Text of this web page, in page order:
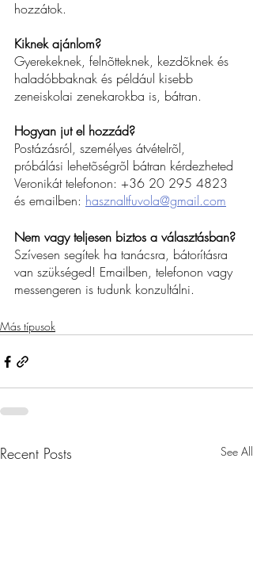
hozzátok.
Kiknek ajánlom?
Gyerekeknek, felnõtteknek, kezdõknek és
haladóbbaknak és például kisebb
zeneiskolai zenekarokba is, bátran.
Hogyan jut el hozzád?
Postázásról, személyes átvételrõl,
próbálási lehetõségrõl bátran kérdezheted
Veronikát telefonon: +36 20 295 4823
és emailben: hasznaltfuvola@gmail.com
Nem vagy teljesen biztos a választásban?
Szívesen segítek ha tanácsra, bátorításra
van szükséged! Emailben, telefonon vagy
messengeren is tudunk konzultálni.
Más típusok
Recent Posts See All